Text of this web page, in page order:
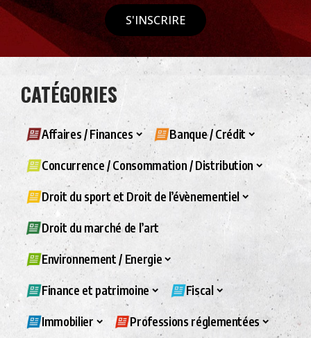
S'INSCRIRE
CATÉGORIES
Affaires / Finances Banque / Crédit
Concurrence / Consommation / Distribution
Droit du sport et Droit de l’évènementiel
Droit du marché de l’art
Environnement / Energie
Finance et patrimoine Fiscal
Immobilier Professions réglementées